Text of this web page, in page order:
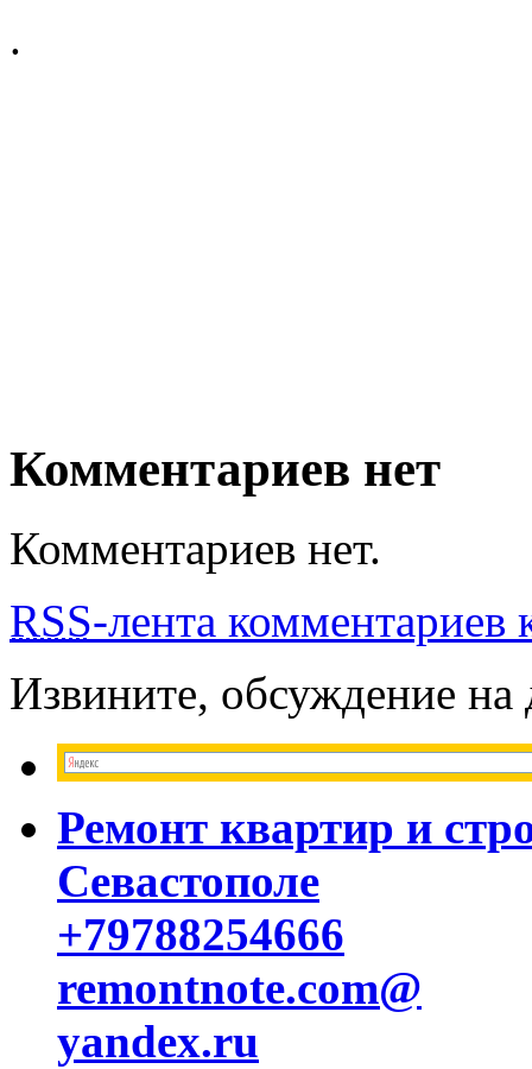
.
Комментариев нет
Комментариев нет.
RSS-лента комментариев
Извините, обсуждение
Ремонт квартир и
Севастополе
+79788254666
remontnote.com@
yandex.ru